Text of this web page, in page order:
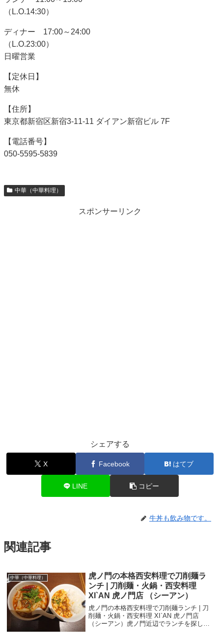
（L.O.14:30）
ディナー 17:00～24:00
（L.O.23:00）
日曜営業
【定休日】
無休
【住所】
東京都新宿区新宿3-11-11 ダイアン新宿ビル 7F
【電話番号】
050-5595-5839
中華（中華料理）
スポンサーリンク
シェアする
X Facebook はてブ
LINE コピー
牛丼も飲み物です。
関連記事
中華（中華料理）
虎ノ門の本格西安料理で刀削麺ラ
ンチ | 刀削麺・火鍋・西安料理
XI`AN 虎ノ門店 （シーアン）
虎ノ門の本格西安料理で刀削麺ランチ | 刀
削麺・火鍋・西安料理 XI`AN 虎ノ門店
（シーアン）虎ノ門近辺でランチを探して